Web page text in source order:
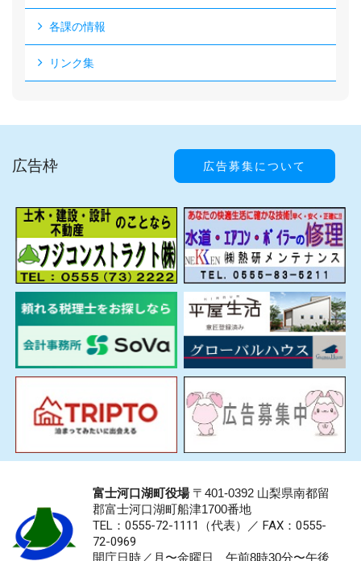
各課の情報
リンク集
広告枠 広告募集について
富士河口湖町役場〒401-0392 山梨県南都留
郡富士河口湖町船津1700番地
TEL：0555-72-1111 （代表）／ FAX：0555-
72-0969
開庁日時／月〜金曜日 午前8時30分〜午後